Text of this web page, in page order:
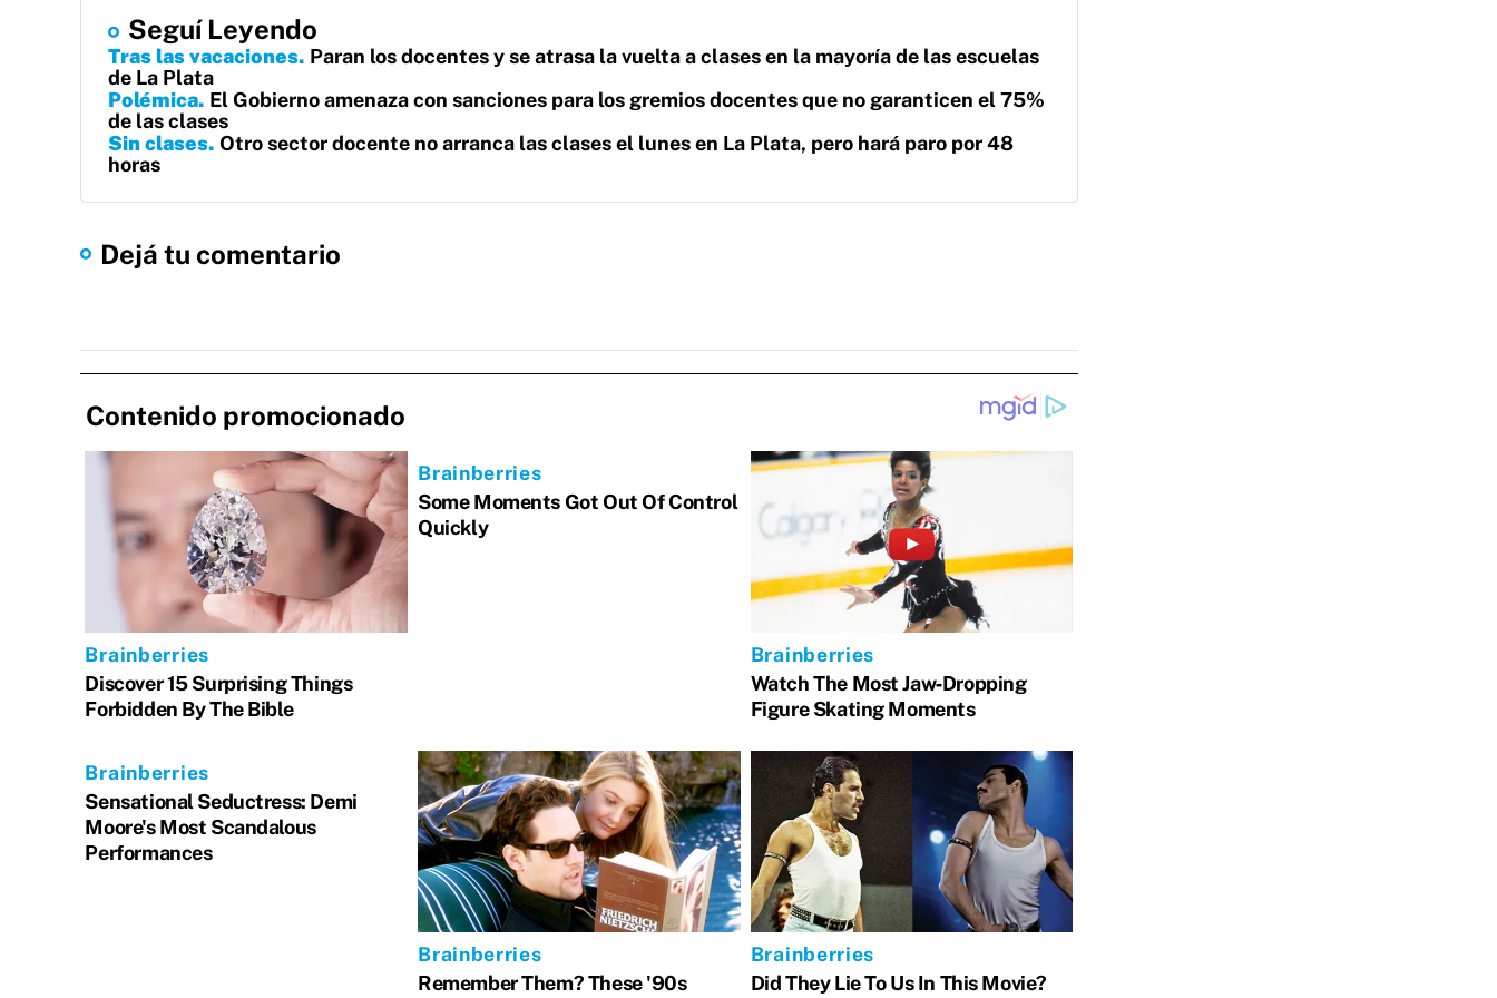
Seguí Leyendo
Tras las vacaciones Paran los docentes y se atrasa la vuelta a clases en la mayoría de las escuelas
de La Plata
Polémica El Gobierno amenaza con sanciones para los gremios docentes que no garanticen el 75%
de las clases
Sin clases Otro sector docente no arranca las clases el lunes en La Plata, pero hará paro por 48
horas
Dejá tu comentario